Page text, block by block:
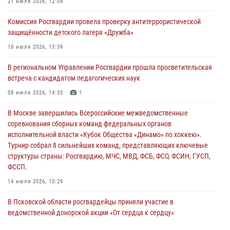
безопасности во время празднования Дня ВДВ
02 августа 2026, 13:28
улицу Труда
31 июля 2026, 13:53
Всероссийского конкурса профессионального мастерства среди
сотрудников вневедомственной охраны Росгвардии, Псковские
Росгвардейцы одержали победу
30 июля 2026, 05:10
Комиссия Росгвардии провела проверку антитеррористической
защищённости детского лагеря «Дружба»
10 июля 2026, 13:39
В региональном Управлении Росгвардии прошла просветительская
встреча с кандидатом педагогических наук
08 июля 2026, 14:33 1
В Москве завершились Всероссийские межведомственные
соревнования сборных команд федеральных органов
исполнительной власти «Кубок Общества «Динамо» по хоккею».
Турнир собрал 8 сильнейших команд, представляющих ключевые
структуры страны: Росгвардию, МЧС, МВД, ФСБ, ФСО, ФСИН, ГУСП,
ФССП.
14 июля 2026, 10:29
В Псковской области росгвардейцы приняли участие в
ведомственной донорской акции «От сердца к сердцу»